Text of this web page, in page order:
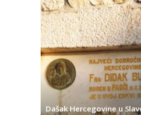
Dašak Hercegovine u